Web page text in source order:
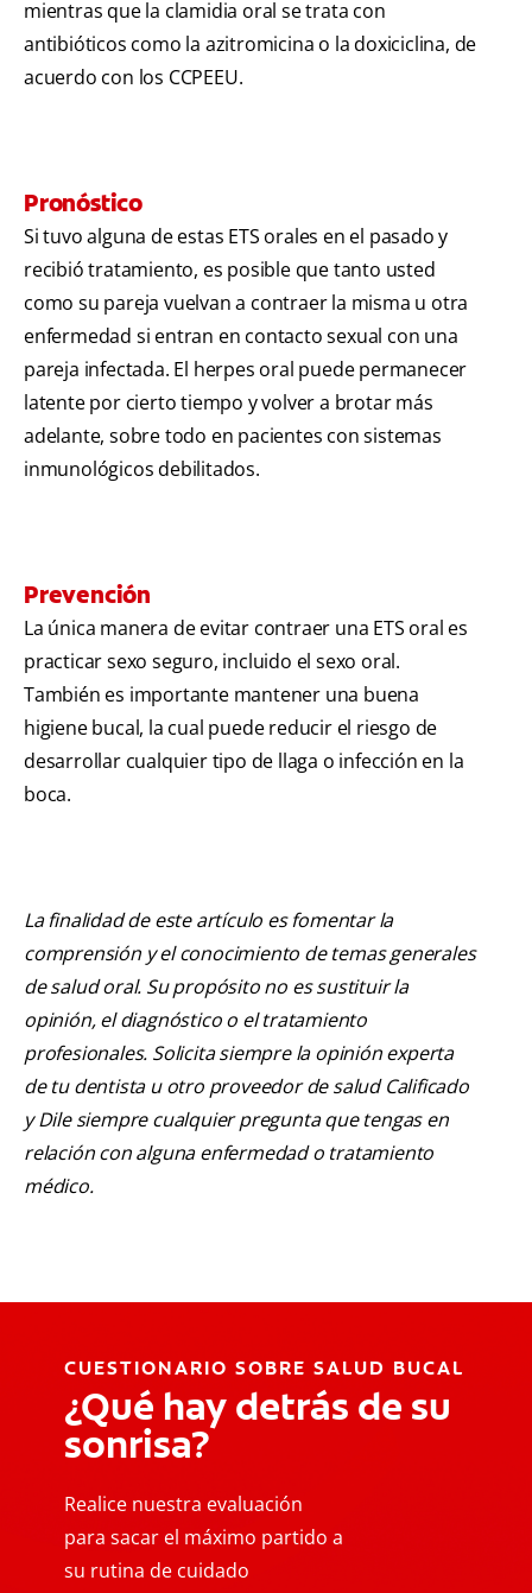
mientras que la clamidia oral se trata con
antibióticos como la azitromicina o la doxiciclina, de
acuerdo con los CCPEEU.
Pronóstico
Si tuvo alguna de estas ETS orales en el pasado y
recibió tratamiento, es posible que tanto usted
como su pareja vuelvan a contraer la misma u otra
enfermedad si entran en contacto sexual con una
pareja infectada. El herpes oral puede permanecer
latente por cierto tiempo y volver a brotar más
adelante, sobre todo en pacientes con sistemas
inmunológicos debilitados.
Prevención
La única manera de evitar contraer una ETS oral es
practicar sexo seguro, incluido el sexo oral.
También es importante mantener una buena
higiene bucal, la cual puede reducir el riesgo de
desarrollar cualquier tipo de llaga o infección en la
boca.
La finalidad de este artículo es fomentar la
comprensión y el conocimiento de temas generales
de salud oral. Su propósito no es sustituir la
opinión, el diagnóstico o el tratamiento
profesionales. Solicita siempre la opinión experta
de tu dentista u otro proveedor de salud Calificado
y Dile siempre cualquier pregunta que tengas en
relación con alguna enfermedad o tratamiento
médico.
CUESTIONARIO SOBRE SALUD BUCAL
¿Qué hay detrás de su
sonrisa?
Realice nuestra evaluación
para sacar el máximo partido a
su rutina de cuidado